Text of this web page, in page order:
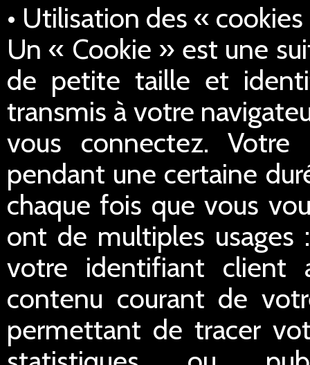
• Utilisation des «
Un « Cookie » est une
de petite taille et
transmis à votre
vous connectez. Votre
pendant une certaine
chaque fois que vous
ont de multiples usages
votre identifiant client
contenu courant de
permettant de tracer